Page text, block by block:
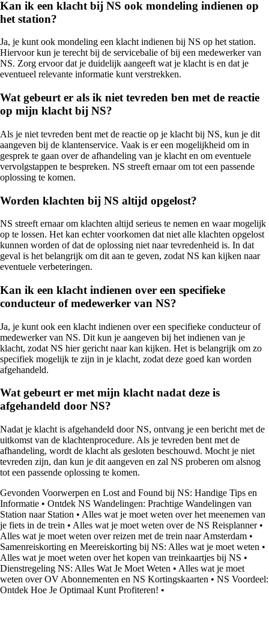
Kan ik een klacht bij NS ook mondeling indienen op
het station?
Ja, je kunt ook mondeling een klacht indienen bij NS op het station.
Hiervoor kun je terecht bij de servicebalie of bij een medewerker van
NS. Zorg ervoor dat je duidelijk aangeeft wat je klacht is en dat je
eventueel relevante informatie kunt verstrekken.
Wat gebeurt er als ik niet tevreden ben met de reactie
op mijn klacht bij NS?
Als je niet tevreden bent met de reactie op je klacht bij NS, kun je dit
aangeven bij de klantenservice. Vaak is er een mogelijkheid om in
gesprek te gaan over de afhandeling van je klacht en om eventuele
vervolgstappen te bespreken. NS streeft ernaar om tot een passende
oplossing te komen.
Worden klachten bij NS altijd opgelost?
NS streeft ernaar om klachten altijd serieus te nemen en waar mogelijk
op te lossen. Het kan echter voorkomen dat niet alle klachten opgelost
kunnen worden of dat de oplossing niet naar tevredenheid is. In dat
geval is het belangrijk om dit aan te geven, zodat NS kan kijken naar
eventuele verbeteringen.
Kan ik een klacht indienen over een specifieke
conducteur of medewerker van NS?
Ja, je kunt ook een klacht indienen over een specifieke conducteur of
medewerker van NS. Dit kun je aangeven bij het indienen van je
klacht, zodat NS hier gericht naar kan kijken. Het is belangrijk om zo
specifiek mogelijk te zijn in je klacht, zodat deze goed kan worden
afgehandeld.
Wat gebeurt er met mijn klacht nadat deze is
afgehandeld door NS?
Nadat je klacht is afgehandeld door NS, ontvang je een bericht met de
uitkomst van de klachtenprocedure. Als je tevreden bent met de
afhandeling, wordt de klacht als gesloten beschouwd. Mocht je niet
tevreden zijn, dan kun je dit aangeven en zal NS proberen om alsnog
tot een passende oplossing te komen.
Gevonden Voorwerpen en Lost and Found bij NS: Handige Tips en
Informatie • Ontdek NS Wandelingen: Prachtige Wandelingen van
Station naar Station • Alles wat je moet weten over het meenemen van
je fiets in de trein • Alles wat je moet weten over de NS Reisplanner•
Alles wat je moet weten over reizen met de trein naar Amsterdam •
Samenreiskorting en Meereiskorting bij NS: Alles wat je moet weten •
Alles wat je moet weten over het kopen van treinkaartjes bij NS •
Dienstregeling NS: Alles Wat Je Moet Weten • Alles wat je moet
weten over OV Abonnementen en NS Kortingskaarten • NS Voordeel:
Ontdek Hoe Je Optimaal Kunt Profiteren! •